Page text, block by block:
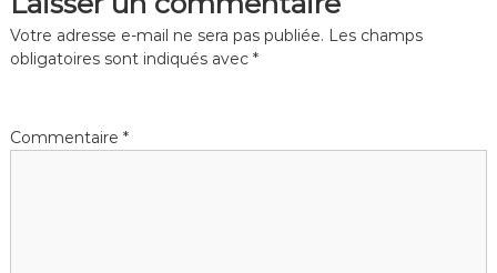
Votre adresse e-mail ne sera pas publiée. Les champs
obligatoires sont indiqués avec *
Commentaire *